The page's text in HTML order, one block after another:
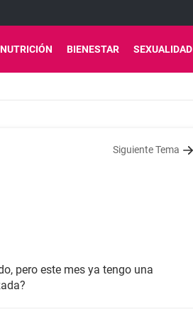
NUTRICIÓN BIENESTAR SEXUALIDAD
Siguiente Tema
pero este mes ya tengo una